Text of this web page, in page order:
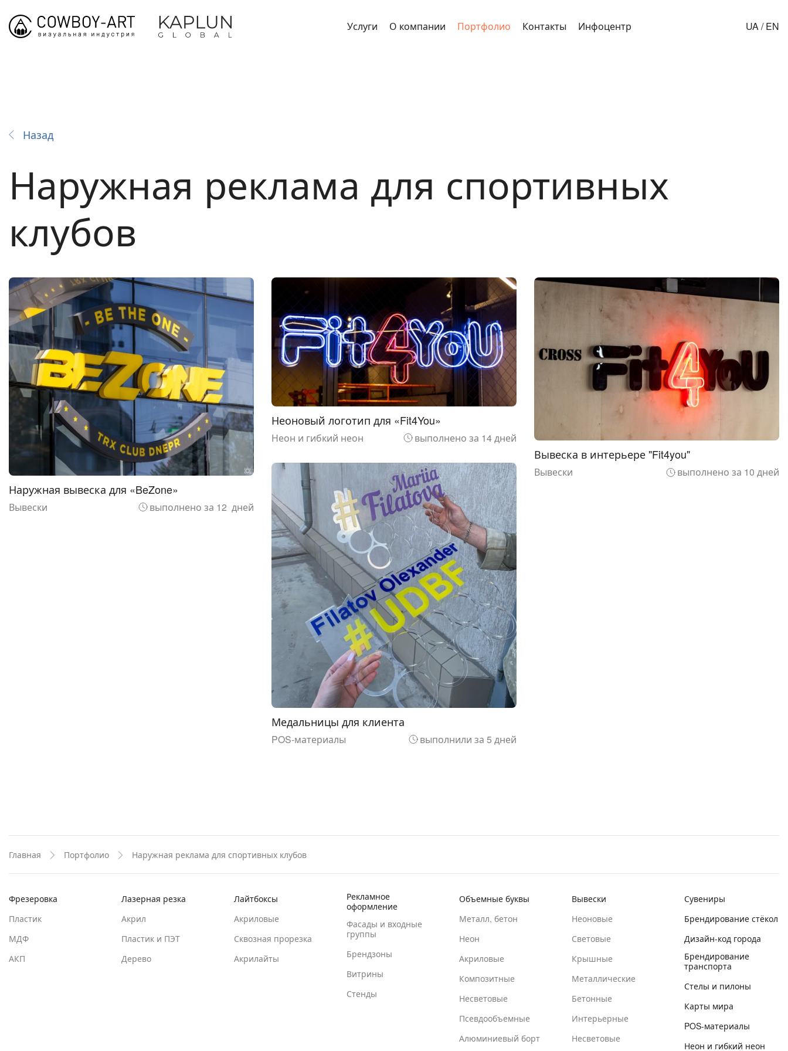
Услуги О компании Портфолио Контакты Инфоцентр UA/EN
Назад
Наружная реклама для спортивных
клубов
Наружная вывеска для «BeZone»
Вывески выполнено за 12 дней
Неоновый логотип для «Fit4You»
Неон и гибкий неон выполнено за 14 дней
Вывеска в интерьере "Fit4you"
Вывески выполнено за 10 дней
Медальницы для клиента
POS-материалы выполнили за 5 дней
Главная Портфолио Наружная реклама для спортивных клубов
Фрезеровка
Пластик
МДФ
АКП
Лазерная резка
Акрил
Пластик и ПЭТ
Дерево
Лайтбоксы
Акриловые
Сквозная прорезка
Акрилайты
Рекламное
оформление
Фасады и входные
группы
Брендзоны
Витрины
Стенды
Объемные буквы
Металл, бетон
Неон
Акриловые
Композитные
Несветовые
Псевдообъемные
Алюминиевый борт
Вывески
Неоновые
Световые
Крышные
Металлические
Бетонные
Интерьерные
Несветовые
Сувениры
Брендирование стёкол
Дизайн-код города
Брендирование
транспорта
Стелы и пилоны
Карты мира
POS-материалы
Неон и гибкий неон